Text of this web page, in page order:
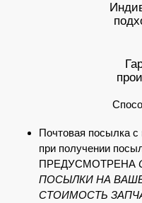
Почтовая посылка
при получении
ПРЕДУСМОТРЕНА
ПОСЫЛКИ НА
СТОИМОСТЬ